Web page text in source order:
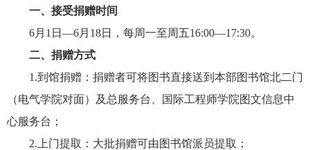
一、接受捐赠时间
6月 1 日 —6月 18日，每周一至周五16:00—17:30。
二、捐赠方式
1.到馆捐赠：捐赠者可将图书直接送到本部图书馆北二门
（电气学院对面）及总服务台、国际工程师学院图文信息中
心服务台；
2.上门提取：大批捐赠可由图书馆派员提取；